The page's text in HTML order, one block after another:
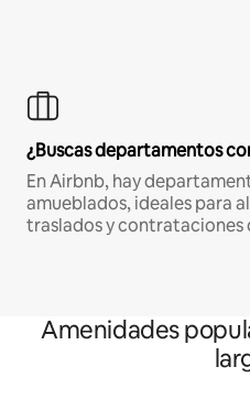
¿Buscas departamentos
En Airbnb, hay
amueblados, ideales para
traslados y contrataciones
Amenidades